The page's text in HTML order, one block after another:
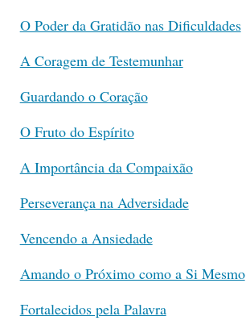
O Poder da Gratidão nas Dificuldades
A Coragem de Testemunhar
Guardando o Coração
O Fruto do Espírito
A Importância da Compaixão
Perseverança na Adversidade
Vencendo a Ansiedade
Amando o Próximo como a Si Mesmo
Fortalecidos pela Palavra